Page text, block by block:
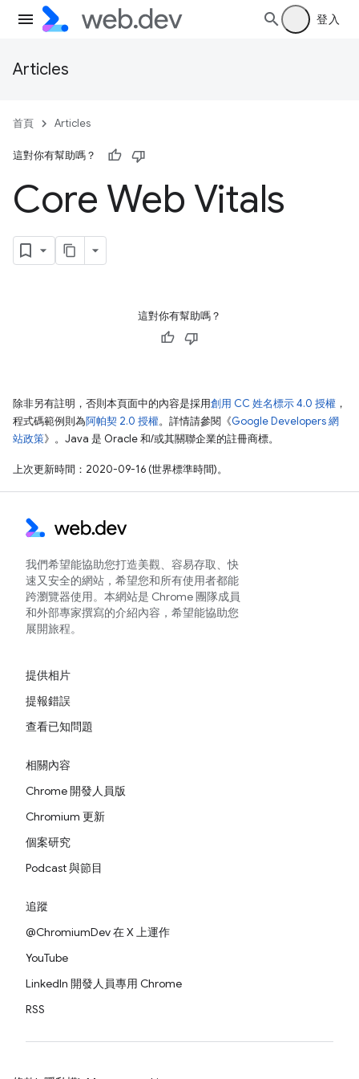
登入
Articles
首頁 Articles
這對你有幫助嗎？
Core Web Vitals
這對你有幫助嗎？
除非另有註明，否則本頁面中的內容是採用創用 CC 姓名標示 4.0 授權 ，
程式碼範例則為阿帕契 2.0 授權。詳情請參閱《Google Developers 網
站政策》。Java 是 Oracle 和/或其關聯企業的註冊商標。
上次更新時間：2020-09-16 (世界標準時間)。
我們希望能協助您打造美觀、容易存取、快
速又安全的網站，希望您和所有使用者都能
跨瀏覽器使用。本網站是 Chrome 團隊成員
和外部專家撰寫的介紹內容，希望能協助您
展開旅程。
提供相片
提報錯誤
查看已知問題
相關內容
Chrome 開發人員版
Chromium 更新
個案研究
Podcast 與節目
追蹤
@ChromiumDev 在 X 上運作
YouTube
LinkedIn 開發人員專用 Chrome
RSS